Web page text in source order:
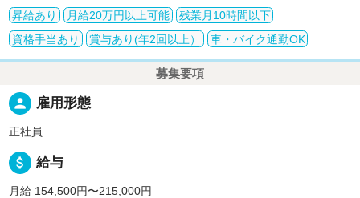
昇給あり
月給20万円以上可能
残業月10時間以下
資格手当あり
賞与あり(年2回以上） 車・バイク通勤OK
募集要項
person 雇用形態
正社員
attach_money 給与
月給 154,500円〜215,000円